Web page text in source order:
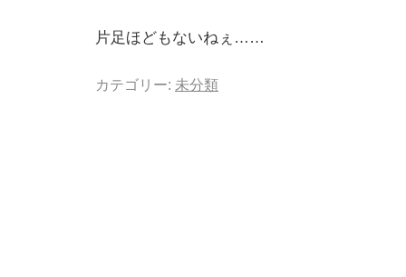
片足ほどもないねぇ……
カテゴリー: 未分類